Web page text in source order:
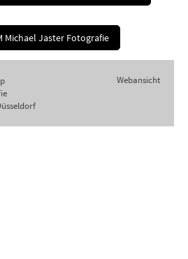
Michael Jaster Fotografie
Webansicht